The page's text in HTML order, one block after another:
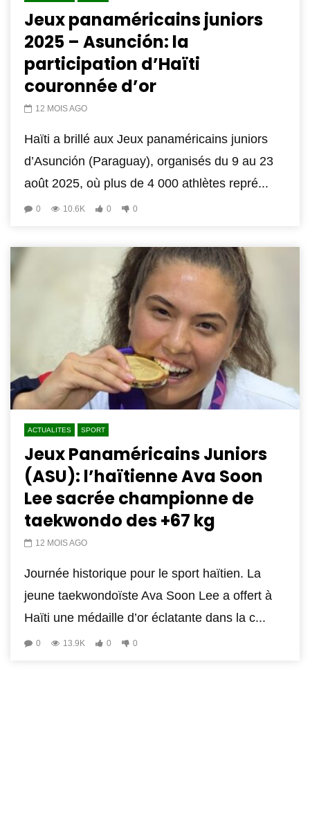
Jeux panaméricains juniors
2025 – Asunción: la
participation d’Haïti
couronnée d’or
12 MOIS AGO
Haïti a brillé aux Jeux panaméricains juniors
d’Asunción (Paraguay), organisés du 9 au 23
août 2025, où plus de 4 000 athlètes repré...
0 10.6K 0 0
ACTUALITES SPORT
Jeux Panaméricains Juniors
(ASU): l’haïtienne Ava Soon
Lee sacrée championne de
taekwondo des +67 kg
12 MOIS AGO
Journée historique pour le sport haïtien. La
jeune taekwondoïste Ava Soon Lee a offert à
Haïti une médaille d’or éclatante dans la c...
0 13.9K 0 0